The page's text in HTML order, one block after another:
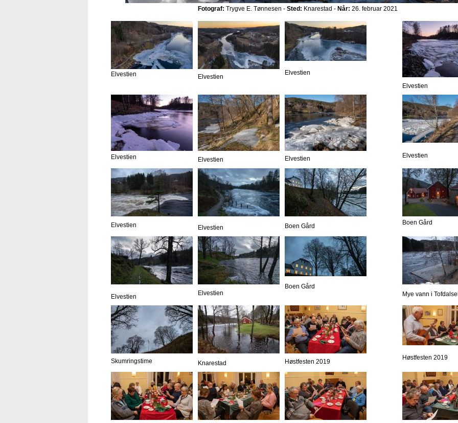
Fotograf: Trygve E. Tønnesen - Sted: Knarestad - Når: 26. februar 2021
Elvestien Elvestien
Elvestien
Elvestien
Elvestien Elvestien Elvestien Elvestien
Elvestien Elvestien Boen Gård Boen Gård
Elvestien Elvestien
Boen Gård
Mye vann i
Skumringstime Knarestad Høstfesten 2019
Høstfesten 2019